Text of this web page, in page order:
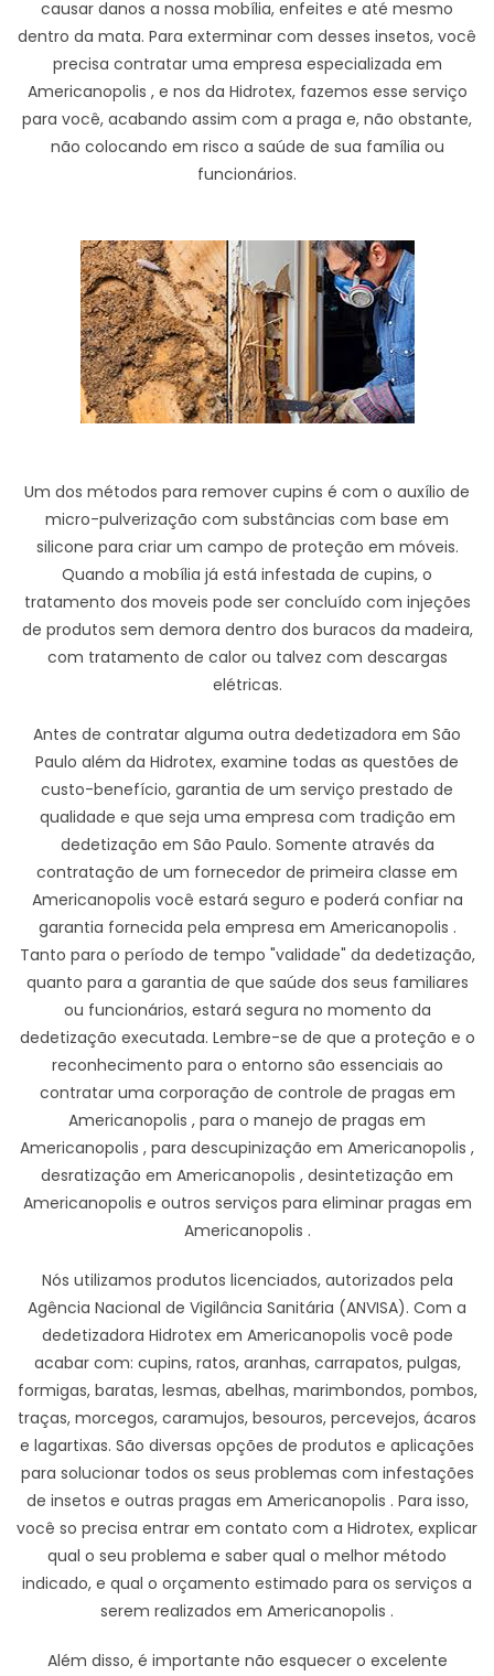
causar danos a nossa mobília, enfeites e até mesmo
dentro da mata. Para exterminar com desses insetos, você
precisa contratar uma empresa especializada em
Americanopolis , e nos da Hidrotex, fazemos esse serviço
para você, acabando assim com a praga e, não obstante,
não colocando em risco a saúde de sua família ou
funcionários.
Um dos métodos para remover cupins é com o auxílio de
micro-pulverização com substâncias com base em
silicone para criar um campo de proteção em móveis.
Quando a mobília já está infestada de cupins, o
tratamento dos moveis pode ser concluído com injeções
de produtos sem demora dentro dos buracos da madeira,
com tratamento de calor ou talvez com descargas
elétricas.
Antes de contratar alguma outra dedetizadora em São
Paulo além da Hidrotex, examine todas as questões de
custo-benefício, garantia de um serviço prestado de
qualidade e que seja uma empresa com tradição em
dedetização em São Paulo. Somente através da
contratação de um fornecedor de primeira classe em
Americanopolis você estará seguro e poderá confiar na
garantia fornecida pela empresa em Americanopolis .
Tanto para o período de tempo "validade" da dedetização,
quanto para a garantia de que saúde dos seus familiares
ou funcionários, estará segura no momento da
dedetização executada. Lembre-se de que a proteção e o
reconhecimento para o entorno são essenciais ao
contratar uma corporação de controle de pragas em
Americanopolis , para o manejo de pragas em
Americanopolis , para descupinização em Americanopolis ,
desratização em Americanopolis , desintetização em
Americanopolis e outros serviços para eliminar pragas em
Americanopolis .
Nós utilizamos produtos licenciados, autorizados pela
Agência Nacional de Vigilância Sanitária (ANVISA). Com a
dedetizadora Hidrotex em Americanopolis você pode
acabar com: cupins, ratos, aranhas, carrapatos, pulgas,
formigas, baratas, lesmas, abelhas, marimbondos, pombos,
traças, morcegos, caramujos, besouros, percevejos, ácaros
e lagartixas. São diversas opções de produtos e aplicações
para solucionar todos os seus problemas com infestações
de insetos e outras pragas em Americanopolis . Para isso,
você so precisa entrar em contato com a Hidrotex, explicar
qual o seu problema e saber qual o melhor método
indicado, e qual o orçamento estimado para os serviços a
serem realizados em Americanopolis .
Além disso, é importante não esquecer o excelente